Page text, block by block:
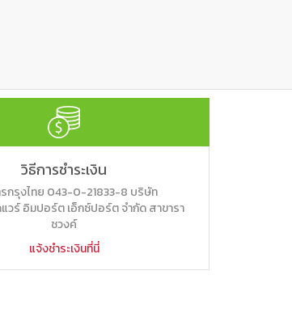
วิธีการชำระเงิน
รกรุงไทย 043-0-21833-8 บริษัท
วร์ อิมปอร์ต เอ็กซ์ปอร์ต จำกัด สาขารา
ชวงค์
แจ้งชำระเงินที่นี่